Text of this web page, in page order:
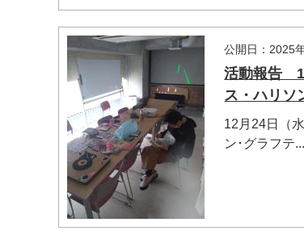
公開日：2025
活動報告
ス・ハリソ
12月24日（
ン･グラフテ...